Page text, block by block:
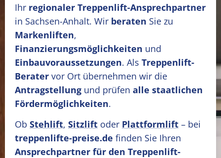
Ihr regionaler Treppenlift-Ansprechpartner
in Sachsen-Anhalt. Wir beraten Sie zu
Markenliften,
Finanzierungsmöglichkeiten und
Einbauvoraussetzungen. Als Treppenlift-
Berater vor Ort übernehmen wir die
Antragstellung und prüfen alle staatlichen
Fördermöglichkeiten.
Ob Stehlift, Sitzlift oder Plattformlift – bei
treppenlifte-preise.de finden Sie Ihren
Ansprechpartner für den Treppenlift-